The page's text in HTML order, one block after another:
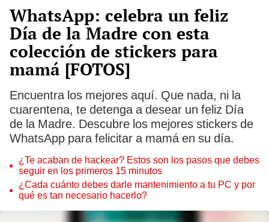
WhatsApp: celebra un feliz
Día de la Madre con esta
colección de stickers para
mamá [FOTOS]
Encuentra los mejores aquí. Que nada, ni la
cuarentena, te detenga a desear un feliz Día
de la Madre. Descubre los mejores stickers de
WhatsApp para felicitar a mamá en su día.
¿Te acaban de hackear? Estos son los pasos que debes
seguir en los primeros 15 minutos
¿Cada cuánto debes darle mantenimiento a tu PC y por
qué es tan necesario hacerlo?